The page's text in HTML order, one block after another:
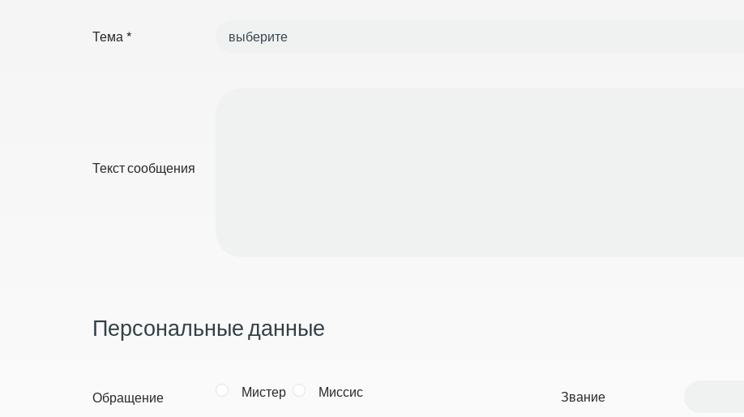
Тема*
Текст сообщения
Персональные данные
Обращение Мистер Миссис Звание